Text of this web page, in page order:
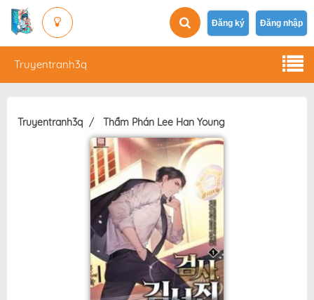
Đăng ký Đăng nhập
Truyentranh3q
Truyentranh3q Thẩm Phán Lee Han Young